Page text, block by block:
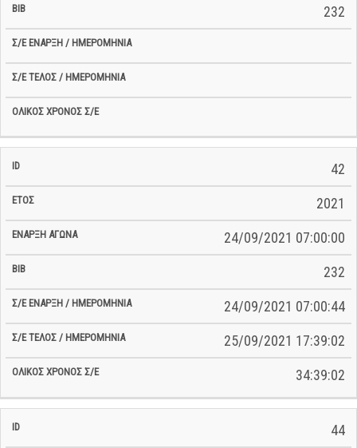
232
42
2021
24/09/2021 07:00:00
232
24/09/2021 07:00:44
25/09/2021 17:39:02
34:39:02
44